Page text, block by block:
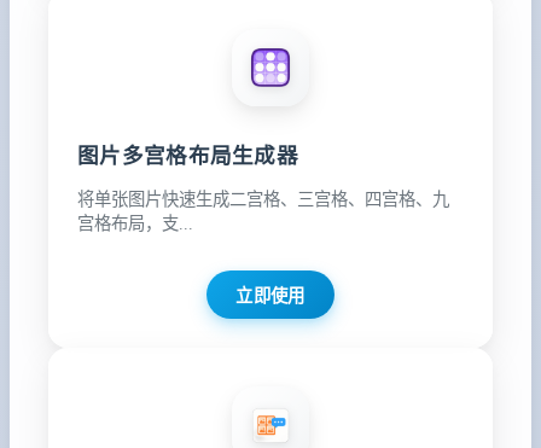
图片多宫格布局生成器
将单张图片快速生成二宫格、三宫格、四宫格、九
宫格布局，支...
立即使用